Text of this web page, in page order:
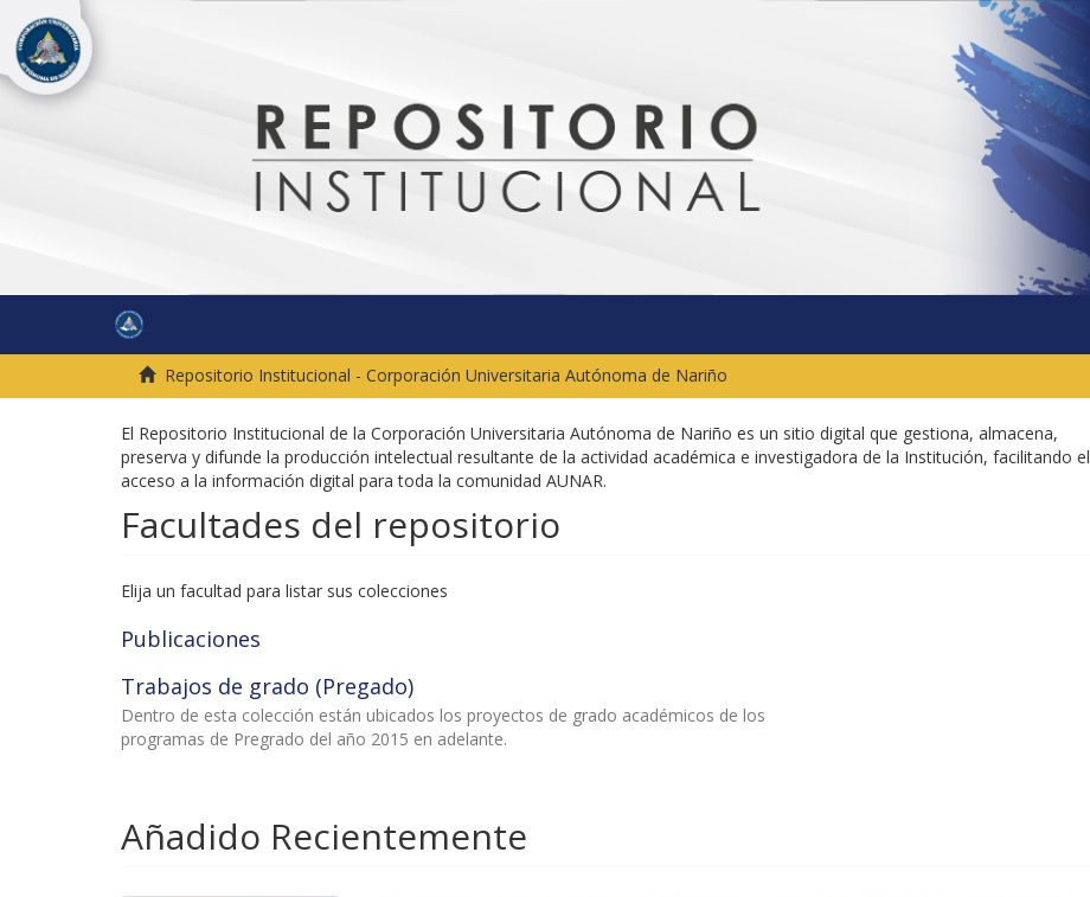
Repositorio Institucional - Corporación Universitaria Autónoma de Nariño
El Repositorio Institucional de la Corporación Universitaria Autónoma de Nariño es un sitio digital que gestiona, almacena,
preserva y difunde la producción intelectual resultante de la actividad académica e investigadora de la Institución, facilitando el
acceso a la información digital para toda la comunidad AUNAR.
Facultades del repositorio
Elija un facultad para listar sus colecciones
Publicaciones
Trabajos de grado (Pregado)
Dentro de esta colección están ubicados los proyectos de grado académicos de los
programas de Pregrado del año 2015 en adelante.
Añadido Recientemente